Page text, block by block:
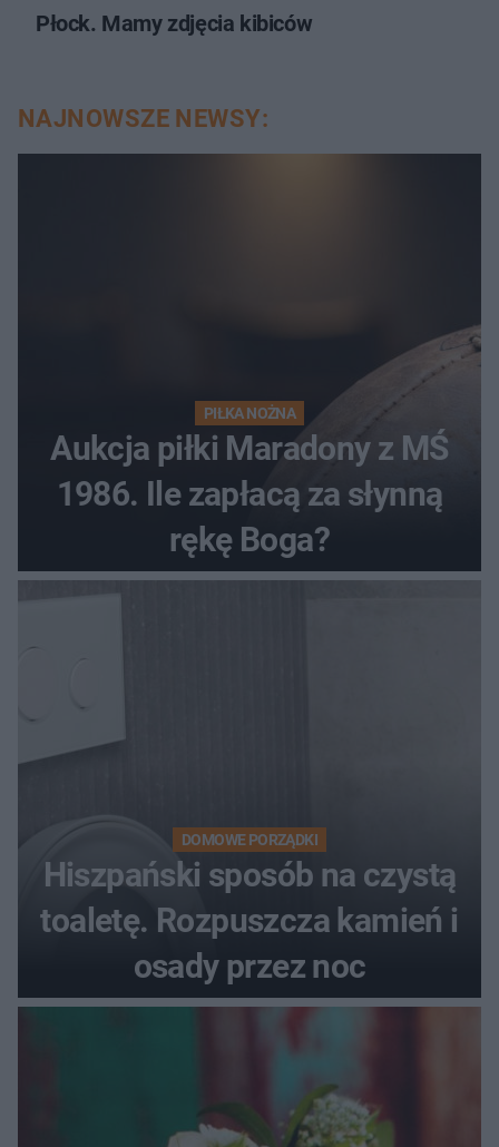
Płock. Mamy zdjęcia kibiców
NAJNOWSZE NEWSY:
PIŁKA NOŻNA
Aukcja piłki Maradony z MŚ
1986. Ile zapłacą za słynną
rękę Boga?
DOMOWE PORZĄDKI
Hiszpański sposób na czystą
toaletę. Rozpuszcza kamień i
osady przez noc